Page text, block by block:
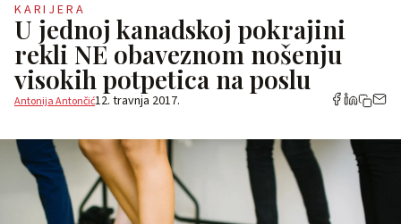
KARIJERA
U jednoj kanadskoj pokrajini
rekli NE obaveznom nošenju
visokih potpetica na poslu
Antonija Antončić12. travnja 2017.